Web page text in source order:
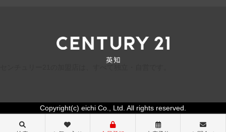
Copyright(c) eichi Co., Ltd. All rights reserved.